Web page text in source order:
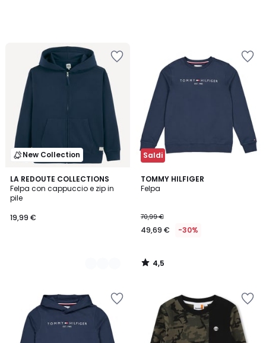
New Collection
LA REDOUTE COLLECTIONS
Felpa con cappuccio e zip in
pile
19,99 €
4
Colori
Saldi
TOMMY HILFIGER
Felpa
70,99 €
49,69 € -30%
4,5
/ 5
4,5
/